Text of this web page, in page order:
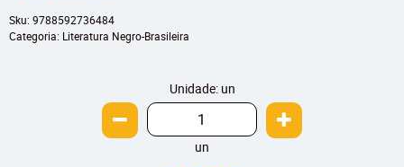
Sku: 9788592736484
Categoria: Literatura Negro-Brasileira
Unidade: un
un